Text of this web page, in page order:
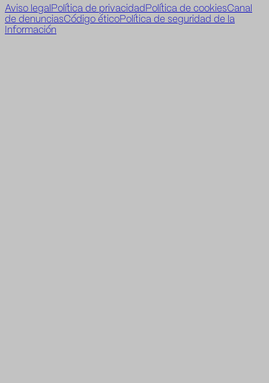
Aviso legal Política de privacidad Política de cookiesCanal
de denunciasCódigo éticoPolítica de seguridad de la
Información